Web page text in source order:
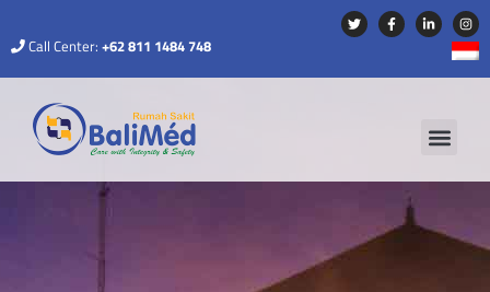
Call Center: +62 811 1484 748